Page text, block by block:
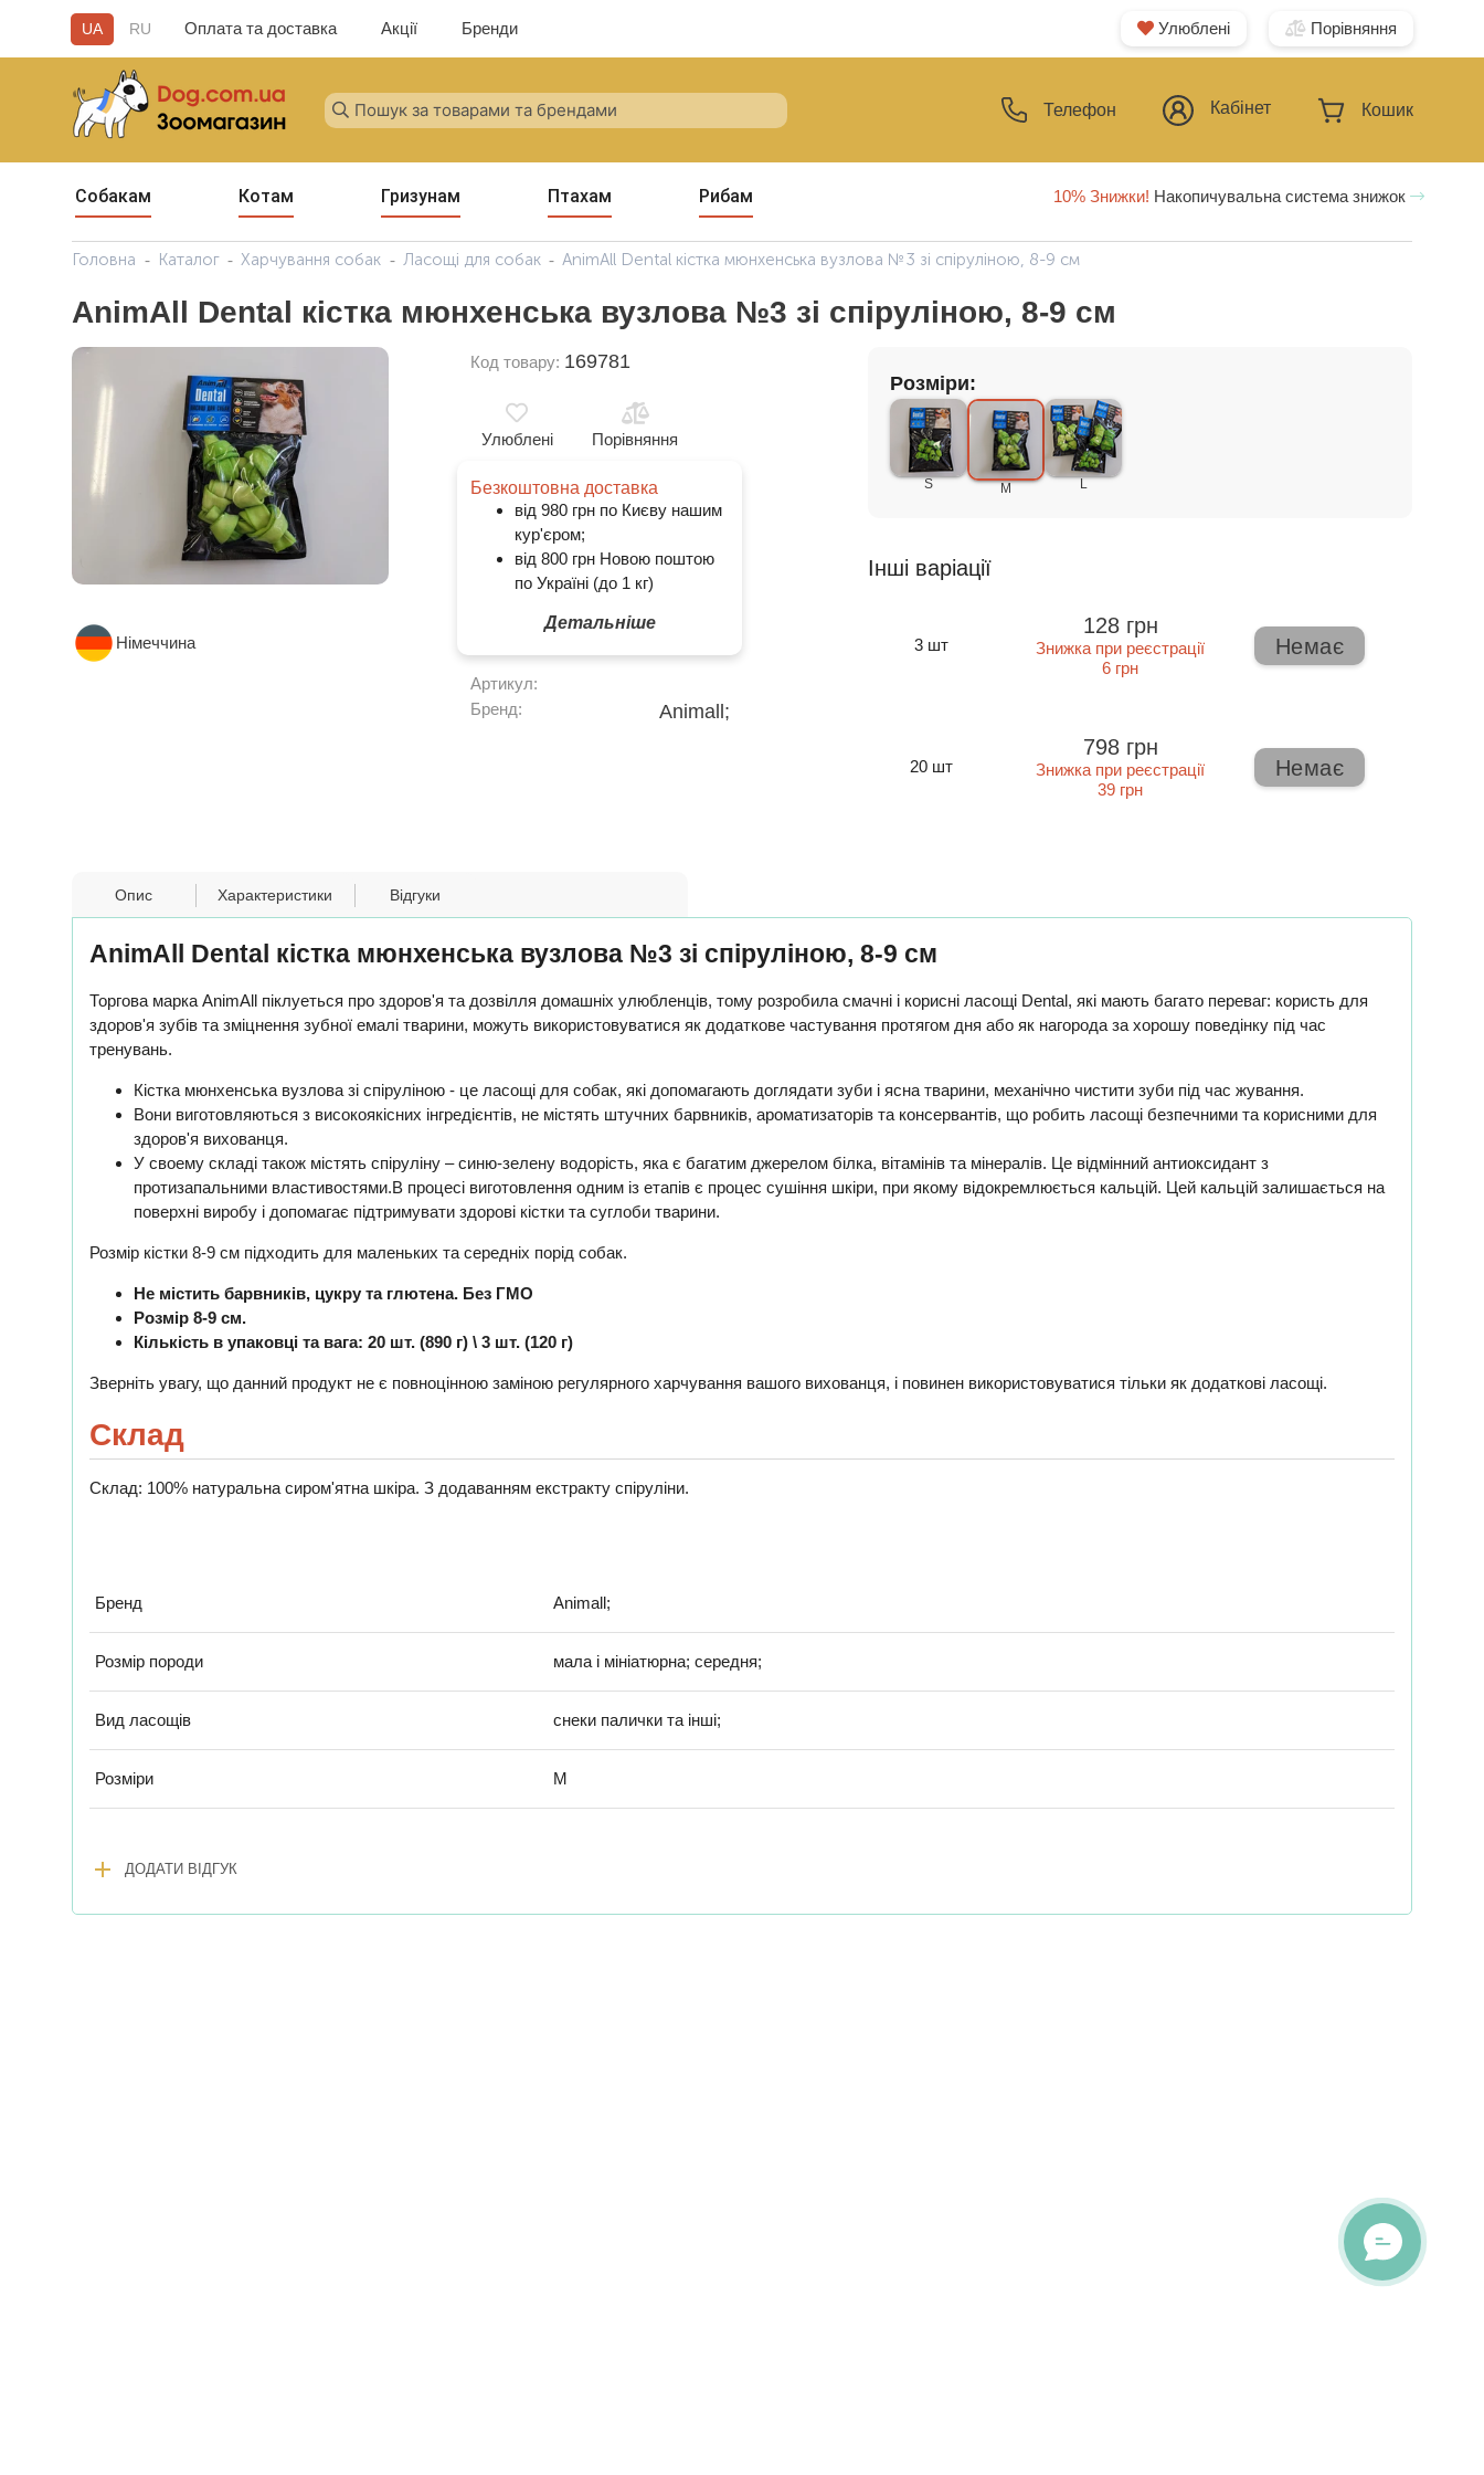
UA RU Оплата та доставка Акції Бренди Улюблені Порівняння
Телефон Кабінет Кошик
Собакам Котам Гризунам Птахам Рибам 10% Знижки! Накопичувальна система знижок
Головна Каталог Харчування собак Ласощі для собак AnimAll Dental кістка мюнхенська вузлова №3 зі спіруліною, 8-9 см
AnimAll Dental кістка мюнхенська вузлова №3 зі спіруліною, 8-9 см
Німеччина
Код товару: 169781
Улюблені Порівняння
Безкоштовна доставка
від 980 грн по Києву нашим
кур'єром;
від 800 грн Новою поштою
по Україні (до 1 кг)
Детальніше
Артикул:
Бренд:
Animall;
Розміри:
S M L
Інші варіації
3 шт
128 грн
Знижка при реєстрації
6 грн
Немає
20 шт
798 грн
Знижка при реєстрації
39 грн
Немає
Опис Характеристики Відгуки
AnimAll Dental кістка мюнхенська вузлова №3 зі спіруліною, 8-9 см
Торгова марка AnimAll піклуеться про здоров'я та дозвілля домашніх улюбленців, тому розробила смачні і корисні ласощі Dental, які мають багато переваг: користь для
здоров'я зубів та зміцнення зубної емалі тварини, можуть використовуватися як додаткове частування протягом дня або як нагорода за хорошу поведінку під час
тренувань.
Кістка мюнхенська вузлова зі спіруліною - це ласощі для собак, які допомагають доглядати зуби і ясна тварини, механічно чистити зуби під час жування.
Вони виготовляються з високоякісних інгредієнтів, не містять штучних барвників, ароматизаторів та консервантів, що робить ласощі безпечними та корисними для
здоров'я вихованця.
У своему складі також містять спіруліну – синю-зелену водорість, яка є багатим джерелом білка, вітамінів та мінералів. Це відмінний антиоксидант з
протизапальними властивостями.В процесі виготовлення одним із етапів є процес сушіння шкіри, при якому відокремлюється кальцій. Цей кальцій залишається на
поверхні виробу і допомагає підтримувати здорові кістки та суглоби тварини.
Розмір кістки 8-9 см підходить для маленьких та середніх порід собак.
Не містить барвників, цукру та глютена. Без ГМО
Розмір 8-9 см.
Кількість в упаковці та вага: 20 шт. (890 г) \ 3 шт. (120 г)
Зверніть увагу, що данний продукт не є повноцінною заміною регулярного харчування вашого вихованця, і повинен використовуватися тільки як додаткові ласощі.
Склад
Склад: 100% натуральна сиром'ятна шкіра. З додаванням екстракту спіруліни.
Бренд Animall;
Розмір породи мала і мініатюрна; середня;
Вид ласощів снеки палички та інші;
Розміри M
add ДОДАТИ ВІДГУК